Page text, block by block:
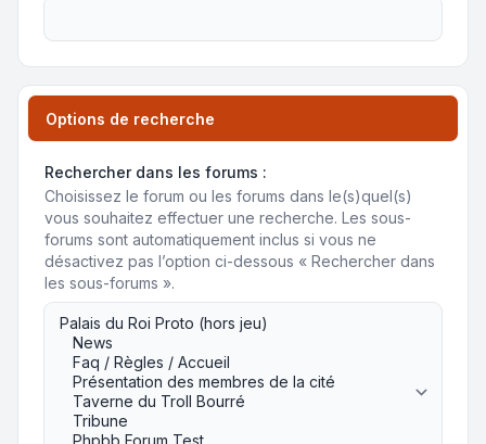
Options de recherche
Rechercher dans les forums :
Choisissez le forum ou les forums dans le(s)quel(s)
vous souhaitez effectuer une recherche. Les sous-
forums sont automatiquement inclus si vous ne
désactivez pas l’option ci-dessous « Rechercher dans
les sous-forums ».